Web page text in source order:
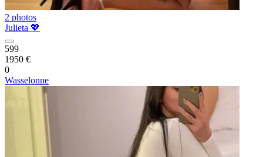
2 photos
Julieta 💖
599
1950 €
0
Wasselonne